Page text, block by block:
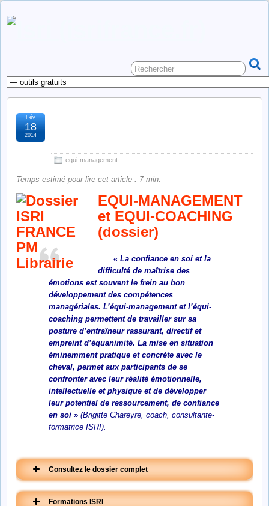
equi-management
Fév
18
2014
Temps estimé pour lire cet article : 7 min.
EQUI-MANAGEMENT
et EQUI-COACHING
(dossier)
« La confiance en soi et la
difficulté de maîtrise des
émotions est souvent le frein au bon
développement des compétences
managériales. L’équi-management et l’équi-
coaching permettent de travailler sur sa
posture d’entraîneur rassurant, directif et
empreint d’équanimité. La mise en situation
éminemment pratique et concrète avec le
cheval, permet aux participants de se
confronter avec leur réalité émotionnelle,
intellectuelle et physique et de développer
leur potentiel de ressourcement, de confiance
en soi » (Brigitte Chareyre, coach, consultante-
formatrice ISRI).
Consultez le dossier complet
Formations ISRI